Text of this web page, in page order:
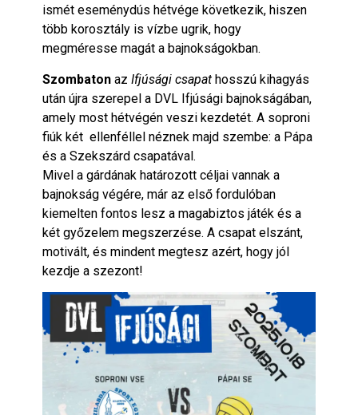
ismét eseménydús hétvége következik, hiszen
több korosztály is vízbe ugrik, hogy
megméresse magát a bajnokságokban.
Szombatonaz Ifjúsági csapathosszú kihagyás
után újra szerepel a DVL Ifjúsági bajnokságában,
amely most hétvégén veszi kezdetét. A soproni
fiúk két ellenféllel néznek majd szembe: a Pápa
és a Szekszárd csapatával.
Mivel a gárdának határozott céljai vannak a
bajnokság végére, már az első fordulóban
kiemelten fontos lesz a magabiztos játék és a
két győzelem megszerzése. A csapat elszánt,
motivált, és mindent megtesz azért, hogy jól
kezdje a szezont!